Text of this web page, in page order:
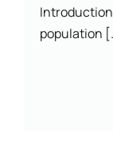
Introduction
population